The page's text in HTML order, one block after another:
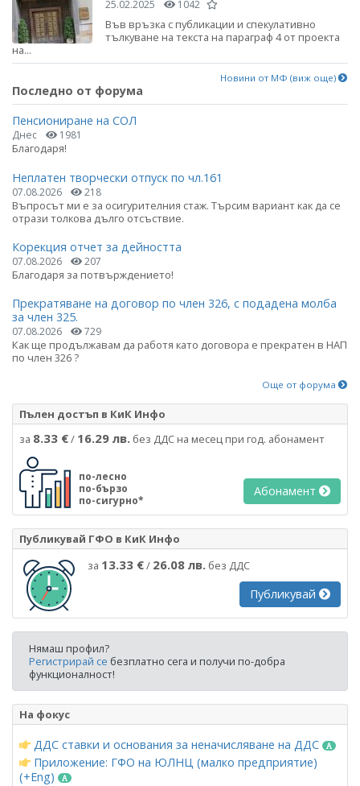
25.02.2025 1042
Във връзка с публикации и спекулативно
тълкуване на текста на параграф 4 от проекта
на...
Новини от МФ (виж още)
Последно от форума
Пенсиониране на СОЛ
Днес 1981
Благодаря!
Неплатен творчески отпуск по чл.161
07.08.2026 218
Въпросът ми е за осигурителния стаж. Търсим вариант как да се
отрази толкова дълго отсъствие.
Корекция отчет за дейността
07.08.2026 207
Благодаря за потвърждението!
Прекратяване на договор по член 326, с подадена молба
за член 325.
07.08.2026 729
Как ще продължавам да работя като договора е прекратен в НАП
по член 326 ?
Още от форума
Пълен достъп в КиК Инфо
за 8.33 €/ 16.29 лв. без ДДС на месец при год. абонамент
по-лесно
по-бързо
по-сигурно*
Абонамент
Публикувай ГФО в КиК Инфо
за 13.33 €/ 26.08 лв. без ДДС
Публикувай
Нямаш профил?
Регистрирай се безплатно сега и получи по-добра
функционалност!
На фокус
ДДС ставки и основания за неначисляване на ДДС
Приложение: ГФО на ЮЛНЦ (малко предприятие)
(+Eng)